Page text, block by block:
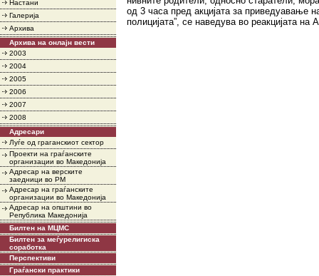
Настани
Галерија
Архива
Архива на онлајн вести
2003
2004
2005
2006
2007
2008
Адресари
Луѓе од граганскиот сектор
Проекти на граѓанските
организации во Македонија
Адресар на верските
заедници во РМ
Адресар на граѓанските
организации во Македонија
Адресар на општини во
Република Македонија
Билтен на МЦМС
Билтен за меѓурелигиска
соработка
Перспективи
Граѓански практики
од 3 часа пред акцијата за приведуавање
полицијата”, се наведува во реакцијата